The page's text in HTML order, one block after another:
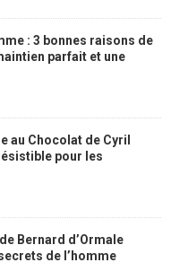
: 3 bonnes raisons de
parfait et une
au Chocolat de Cyril
pour les
Bernard d’Ormale
de l’homme